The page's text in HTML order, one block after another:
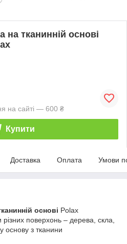
тканинній основі
на сайті — 600 ₴
Купити
Доставка Оплата Умови
основі Polax
поверхонь – дерева, скла,
основу з тканини